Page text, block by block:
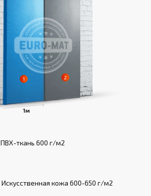
ПВХ-ткань 600 г/м2
Искусcтвенная кожа 600-650 г/м2